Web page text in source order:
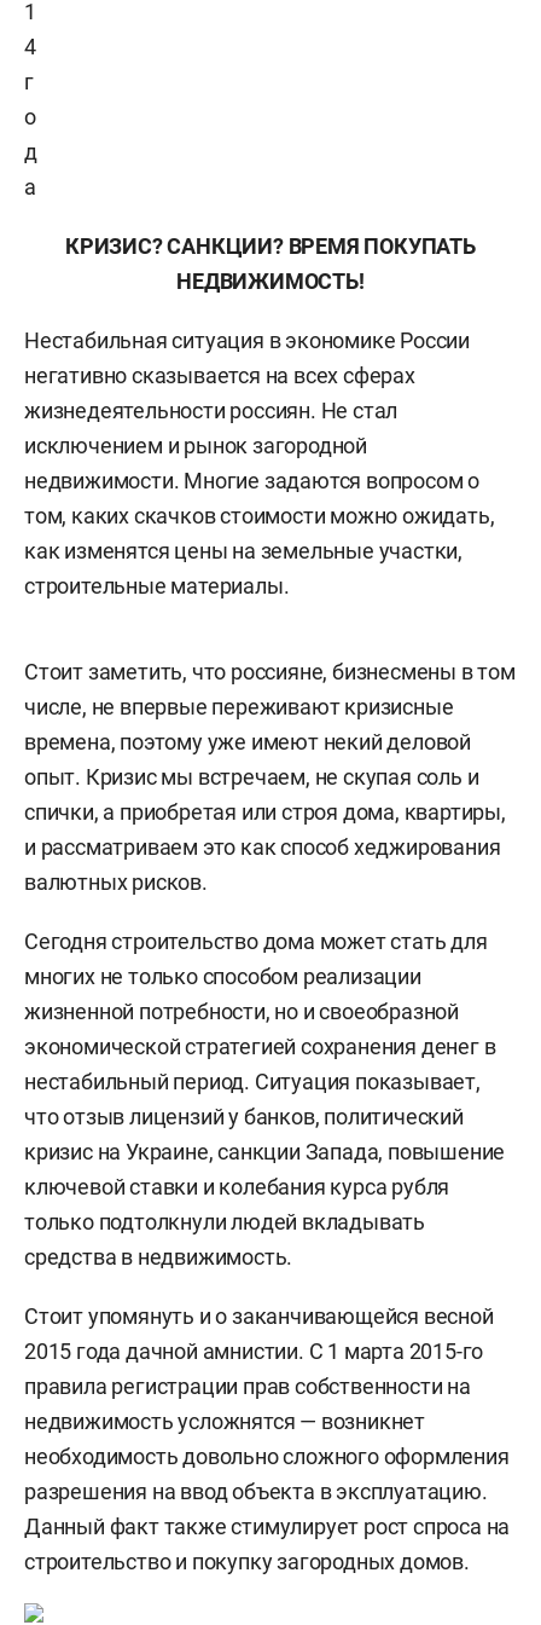
1
4
г
о
д
а
КРИЗИС? САНКЦИИ? ВРЕМЯ ПОКУПАТЬ
НЕДВИЖИМОСТЬ!
Нестабильная ситуация в экономике России
негативно сказывается на всех сферах
жизнедеятельности россиян. Не стал
исключением и рынок загородной
недвижимости. Многие задаются вопросом о
том, каких скачков стоимости можно ожидать,
как изменятся цены на земельные участки,
строительные материалы.
Стоит заметить, что россияне, бизнесмены в том
числе, не впервые переживают кризисные
времена, поэтому уже имеют некий деловой
опыт. Кризис мы встречаем, не скупая соль и
спички, а приобретая или строя дома, квартиры,
и рассматриваем это как способ хеджирования
валютных рисков.
Сегодня строительство дома может стать для
многих не только способом реализации
жизненной потребности, но и своеобразной
экономической стратегией сохранения денег в
нестабильный период. Ситуация показывает,
что отзыв лицензий у банков, политический
кризис на Украине, санкции Запада, повышение
ключевой ставки и колебания курса рубля
только подтолкнули людей вкладывать
средства в недвижимость.
Стоит упомянуть и о заканчивающейся весной
2015 года дачной амнистии. С 1 марта 2015-го
правила регистрации прав собственности на
недвижимость усложнятся — возникнет
необходимость довольно сложного оформления
разрешения на ввод объекта в эксплуатацию.
Данный факт также стимулирует рост спроса на
строительство и покупку загородных домов.